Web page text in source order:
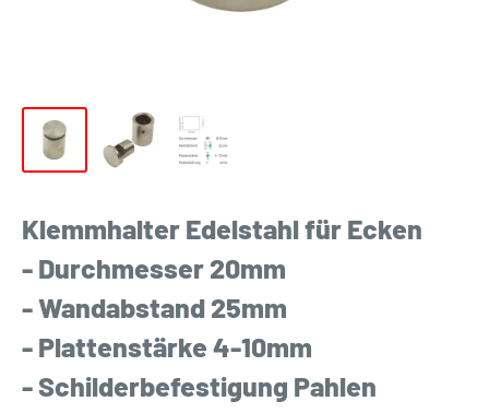
Klemmhalter Edelstahl für Ecken
- Durchmesser 20mm
- Wandabstand 25mm
- Plattenstärke 4-10mm
- Schilderbefestigung Pahlen